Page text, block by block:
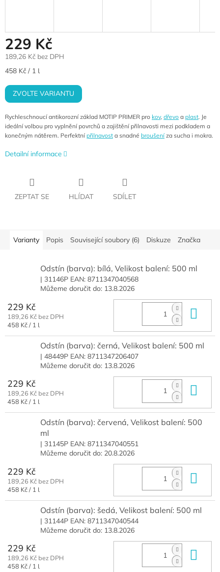
229 Kč
189,26 Kč bez DPH
Měrná
458 Kč / 1 l
ZVOLTE VARIANTU
Rychleschnoucí antikorozní základ MOTIP PRIMER pro kov, dřevo a plast. Je
ideální volbou pro vyplnění povrchů a zajištění přilnavosti mezi podkladem a
konečným nátěrem. Perfektní přilnavost a snadné broušení za sucha i mokra.
Detailní informace
ZEPTAT SE HLÍDAT SDÍLET
Varianty Popis Související soubory (6) Diskuze Značka
Odstín (barva): bílá, Velikost balení: 500 ml
| 31146P EAN: 8711347040568
Můžeme doručit do: 13.8.2026
229 Kč
189,26 Kč bez DPH
Měrná
458 Kč / 1 l
Odstín (barva): černá, Velikost balení: 500 ml
| 48449P EAN: 8711347206407
Můžeme doručit do: 13.8.2026
229 Kč
189,26 Kč bez DPH
Měrná
458 Kč / 1 l
Odstín (barva): červená, Velikost balení: 500
ml
| 31145P EAN: 8711347040551
Můžeme doručit do: 20.8.2026
229 Kč
189,26 Kč bez DPH
Měrná
458 Kč / 1 l
Odstín (barva): šedá, Velikost balení: 500 ml
| 31144P EAN: 8711347040544
Můžeme doručit do: 13.8.2026
229 Kč
189,26 Kč bez DPH
Měrná
458 Kč / 1 l